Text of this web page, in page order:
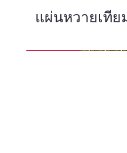
แผ่นหวายเทีย